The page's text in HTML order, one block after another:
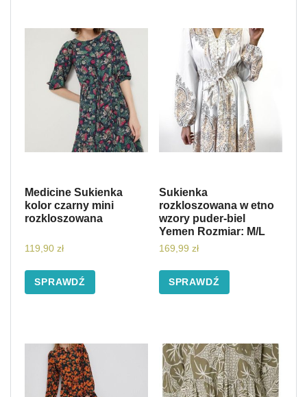
Medicine Sukienka
kolor czarny mini
rozkloszowana
119,90 zł
SPRAWDŹ
Sukienka
rozkloszowana w etno
wzory puder-biel
Yemen Rozmiar: M/L
169,99 zł
SPRAWDŹ